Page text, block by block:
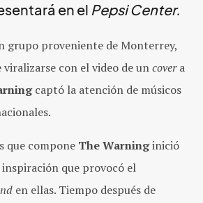
en el Pepsi Center.
grupo proveniente de Monterrey,
viralizarse con el video de uncovera
captó la atención de músicos
que compone The Warninginició
que provocó el
en ellas. Tiempo después de